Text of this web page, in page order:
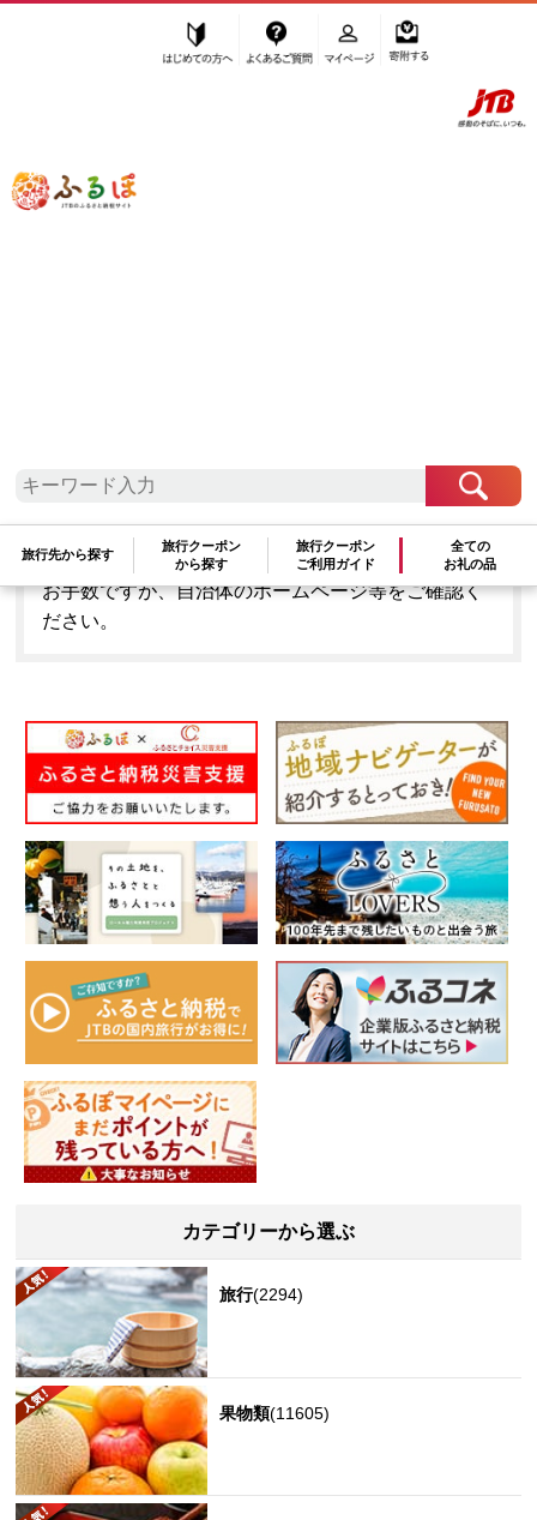
ふるぽ JTBのふるさと納税サイト
旅行先から探す
旅行クーポン
から探す
旅行クーポン
ご利用ガイド
全ての
お礼の品
「埼玉県上尾市」はふるぽからお申込みをすること
はできません。
お手数ですが、自治体のホームページ等をご確認く
ださい。
カテゴリーから選ぶ
旅行(2294)
果物類(11605)